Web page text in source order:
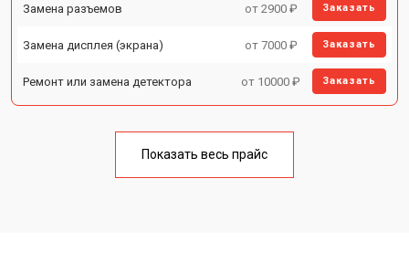
Замена разъемов от 2900 ₽ Заказать
Замена дисплея (экрана) от 7000 ₽ Заказать
Ремонт или замена детектора от 10000 ₽ Заказать
Показать весь прайс